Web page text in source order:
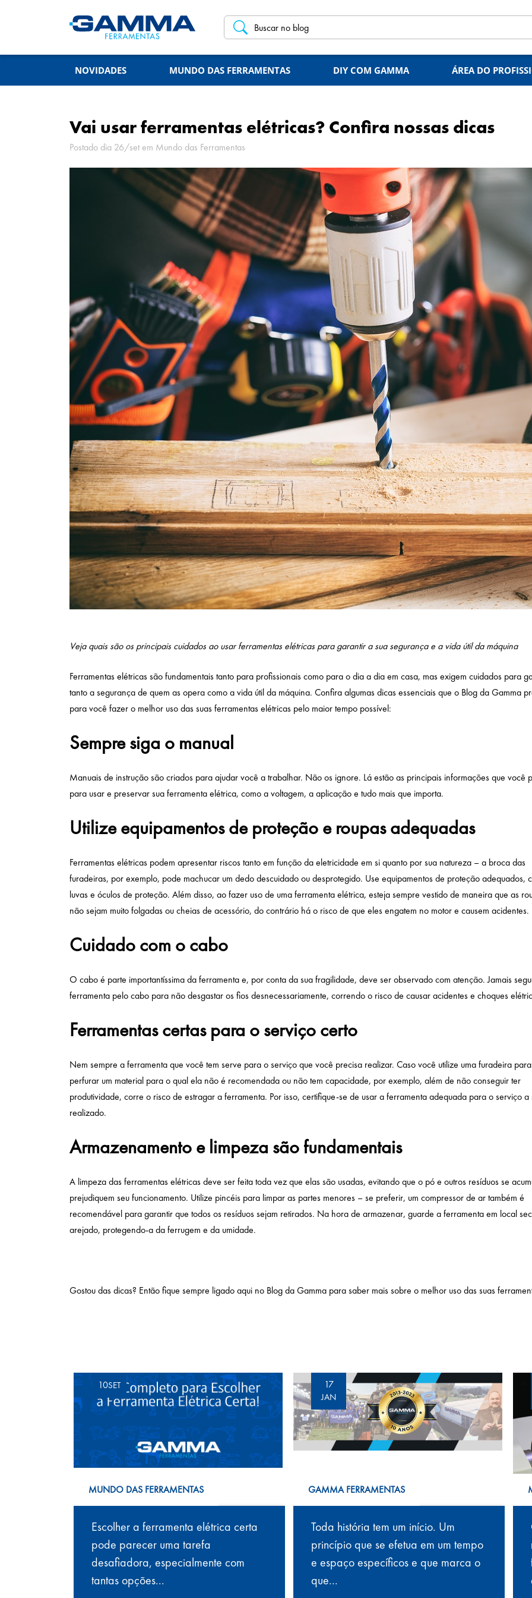
NOVIDADES MUNDO DAS FERRAMENTAS DIY COM GAMMA ÁREA DO
Vai usar ferramentas elétricas? Confira nossas dicas
Postado dia 26/set em Mundo das Ferramentas
Veja quais são os principais cuidados ao usar ferramentas elétricas para garantir a sua segurança e a vida útil da máquina
Ferramentas elétricas são fundamentais tanto para profissionais como para o dia a dia em casa, mas exigem cuidados para
tanto a segurança de quem as opera como a vida útil da máquina. Confira algumas dicas essenciais que o Blog da Gamma
para você fazer o melhor uso das suas ferramentas elétricas pelo maior tempo possível:
Sempre siga o manual
Manuais de instrução são criados para ajudar você a trabalhar. Não os ignore. Lá estão as principais informações que você
para usar e preservar sua ferramenta elétrica, como a voltagem, a aplicação e tudo mais que importa.
Utilize equipamentos de proteção e roupas adequadas
Ferramentas elétricas podem apresentar riscos tanto em função da eletricidade em si quanto por sua natureza – a broca das
furadeiras, por exemplo, pode machucar um dedo descuidado ou desprotegido. Use equipamentos de proteção adequados,
luvas e óculos de proteção. Além disso, ao fazer uso de uma ferramenta elétrica, esteja sempre vestido de maneira que as
não sejam muito folgadas ou cheias de acessório, do contrário há o risco de que eles engatem no motor e causem acidentes.
Cuidado com o cabo
O cabo é parte importantíssima da ferramenta e, por conta da sua fragilidade, deve ser observado com atenção. Jamais
ferramenta pelo cabo para não desgastar os fios desnecessariamente, correndo o risco de causar acidentes e choques
Ferramentas certas para o serviço certo
Nem sempre a ferramenta que você tem serve para o serviço que você precisa realizar. Caso você utilize uma furadeira para
perfurar um material para o qual ela não é recomendada ou não tem capacidade, por exemplo, além de não conseguir ter
produtividade, corre o risco de estragar a ferramenta. Por isso, certifique-se de usar a ferramenta adequada para o serviço a
realizado.
Armazenamento e limpeza são fundamentais
A limpeza das ferramentas elétricas deve ser feita toda vez que elas são usadas, evitando que o pó e outros resíduos se
prejudiquem seu funcionamento. Utilize pincéis para limpar as partes menores – se preferir, um compressor de ar também é
recomendável para garantir que todos os resíduos sejam retirados. Na hora de armazenar, guarde a ferramenta em local
arejado, protegendo-a da ferrugem e da umidade.
Gostou das dicas? Então fique sempre ligado aqui no Blog da Gamma para saber mais sobre o melhor uso das suas
10SET
MUNDO DAS FERRAMENTAS
Escolher a ferramenta elétrica certa
pode parecer uma tarefa
desafiadora, especialmente com
tantas opções...
17
JAN
GAMMA FERRAMENTAS
Toda história tem um início. Um
princípio que se efetua em um tempo
e espaço específicos e que marca o
que...